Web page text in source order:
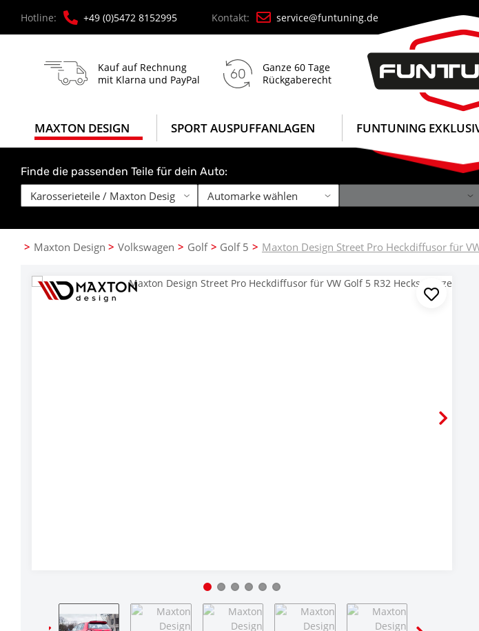
Hotline: +49 (0)5472 8152995 Kontakt: service@funtuning.de
Kauf auf Rechnung
mit Klarna und PayPal
Ganze 60 Tage
Rückgaberecht
MAXTON DESIGN SPORT AUSPUFFANLAGEN FUNTUNING
Finde die passenden Teile für dein Auto:
Maxton Design Volkswagen Golf Golf 5 Maxton Design Street Pro Heckdiffusor für